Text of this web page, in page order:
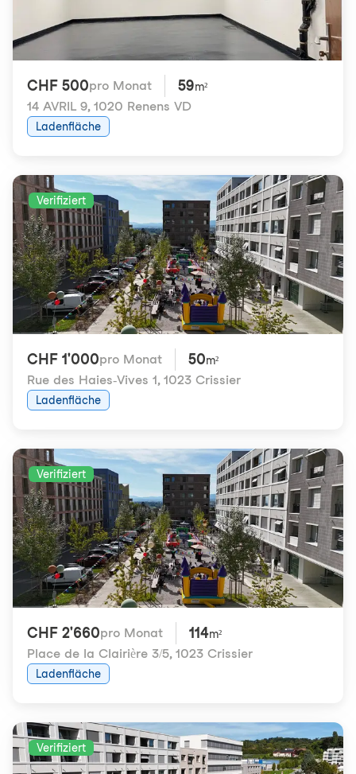
CHF 500pro Monat 59m²
14 AVRIL 9, 1020 Renens VD
Ladenfläche
Verifiziert
CHF 1'000pro Monat 50m²
Rue des Haies-Vives 1, 1023 Crissier
Ladenfläche
Verifiziert
CHF 2'660pro Monat 114m²
Place de la Clairière 3/5, 1023 Crissier
Ladenfläche
Verifiziert